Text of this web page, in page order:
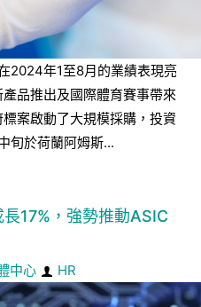
年1至8月的業績表現亮
品推出及國際體育賽事帶來
案啟動了大規模採購，投資
旬於荷蘭阿姆斯...
17%，強勢推動ASIC
中心 HR